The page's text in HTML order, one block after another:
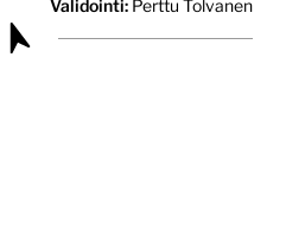
Validointi: Perttu Tolvanen